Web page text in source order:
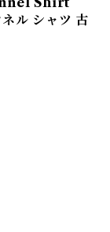
ル シャツ 古